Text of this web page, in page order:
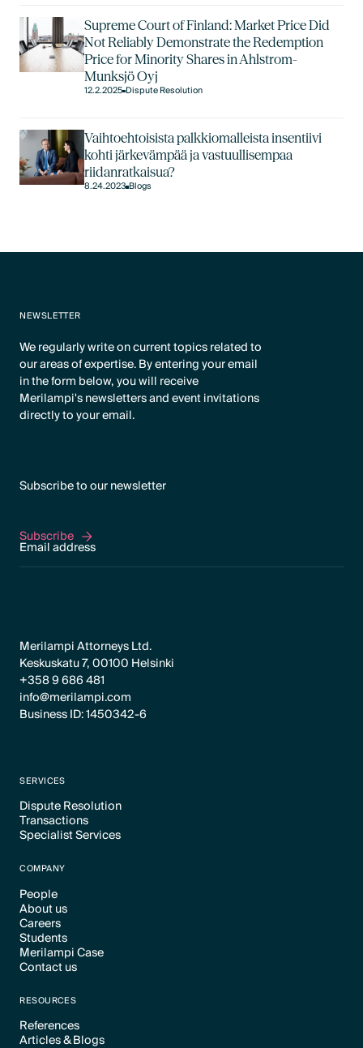
Supreme Court of Finland: Market Price Did
Not Reliably Demonstrate the Redemption
Price for Minority Shares in Ahlstrom-
Munksjö Oyj
12.2.2025Dispute Resolution
Vaihtoehtoisista palkkiomalleista insentiivi
kohti järkevämpää ja vastuullisempaa
riidanratkaisua?
8.24.2023Blogs
NEWSLETTER
We regularly write on current topics related to
our areas of expertise. By entering your email
in the form below, you will receive
Merilampi's newsletters and event invitations
directly to your email.
Subscribe to our newsletter
Subscribe
Subscribe
Merilampi Attorneys Ltd.
Keskuskatu 7, 00100 Helsinki
+358 9 686 481
info@merilampi.com
Business ID: 1450342-6
SERVICES
Dispute Resolution
Text Link
Transactions
Text Link
Specialist Services
COMPANY
People
Text Link
About us
Text Link
Careers
Text Link
Students
Text Link
Merilampi Case
Text Link
Contact us
RESOURCES
References
Text Link
Articles & Blogs